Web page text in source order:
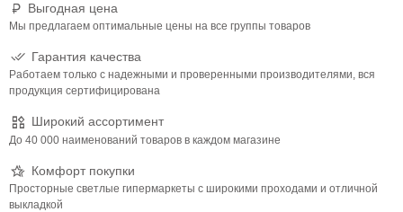
Выгодная цена
Мы предлагаем оптимальные цены на все группы товаров
Гарантия качества
Работаем только с надежными и проверенными производителями, вся
продукция сертифицирована
Широкий ассортимент
До 40 000 наименований товаров в каждом магазине
Комфорт покупки
Просторные светлые гипермаркеты с широкими проходами и отличной
выкладкой